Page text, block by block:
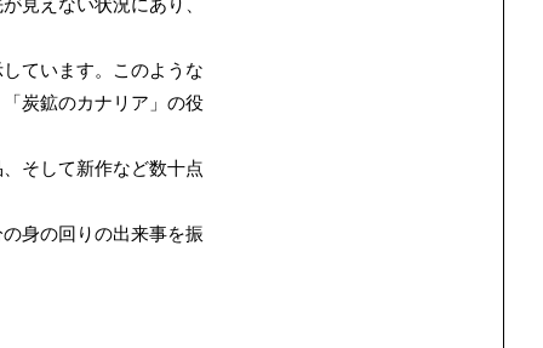
ています。このような
炭鉱のカナリア」の役
そして新作など数十点
身の回りの出来事を振